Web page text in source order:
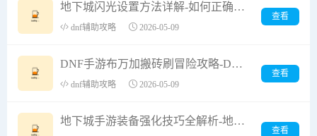
地下城闪光设置方法详解-如何正确设置地下城闪光功能
dnf辅助攻略 2026-05-09
查看
DNF手游布万加搬砖刷冒险攻略-DNF手游布万加如何高效刷冒险搬砖
dnf辅助攻略 2026-05-09
查看
地下城手游装备强化技巧全解析-地下城手游如何高效强化装备提升战力
查看